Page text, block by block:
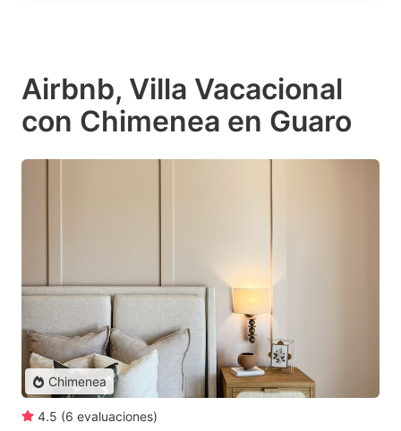
Airbnb, Villa Vacacional
con Chimenea en Guaro
Chimenea
4.5 (6 evaluaciones)